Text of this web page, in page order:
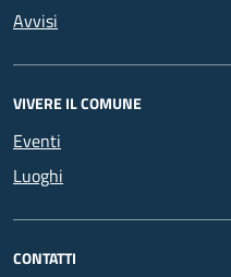
Avvisi
VIVERE IL COMUNE
Eventi
Luoghi
CONTATTI